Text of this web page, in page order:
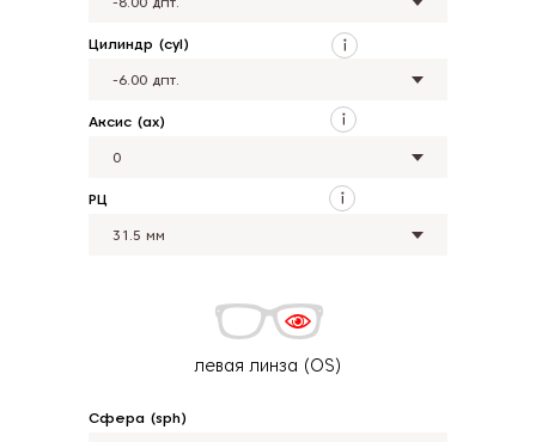
Цилиндр (cyl)
Аксис (ax)
РЦ
левая линза (OS)
Сфера (sph)